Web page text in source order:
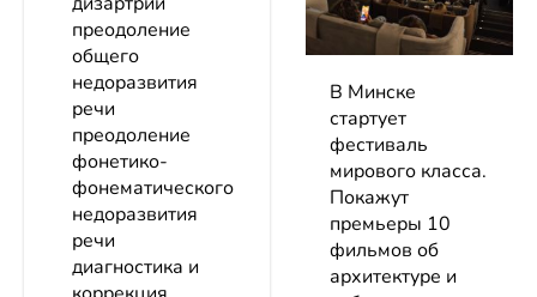
преодоление
общего
недоразвития
речи
преодоление
фонетико-
фонематического
недоразвития
речи
диагностика и
В Минске
стартует
фестиваль
мирового класса.
Покажут
премьеры 10
фильмов об
архитектуре и